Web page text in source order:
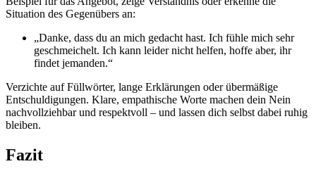
Situation des Gegenübers an:
„Danke, dass du an mich gedacht hast. Ich fühle mich sehr
geschmeichelt. Ich kann leider nicht helfen, hoffe aber, ihr
findet jemanden.“
Verzichte auf Füllwörter, lange Erklärungen oder übermäßige
Entschuldigungen. Klare, empathische Worte machen dein Nein
nachvollziehbar und respektvoll – und lassen dich selbst dabei ruhig
bleiben.
Fazit